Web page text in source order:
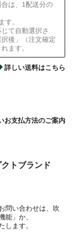
合は、1配送分の
す。
て自動選択さ
後」（注文確定
ます。
詳しい送料はこちら
お支払方法のご案内
トブランド
問い合わせは、吹
能」か、
します。